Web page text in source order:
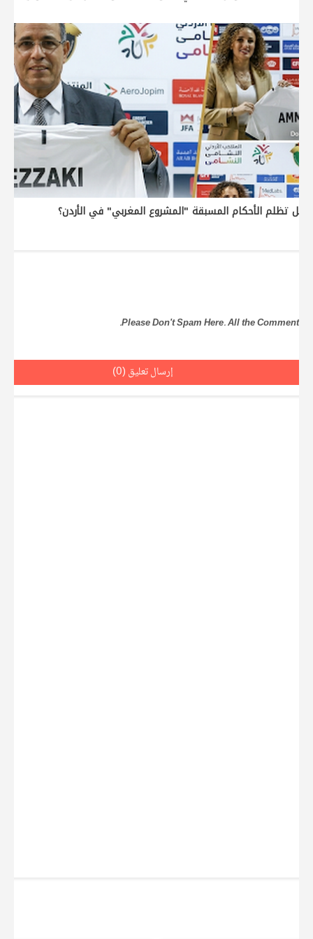
تظلم الأحكام المسبقة "المشروع المغربي" في الأردن؟
إرسال تعليق (0)